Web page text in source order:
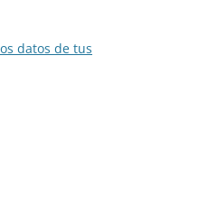
datos de tus